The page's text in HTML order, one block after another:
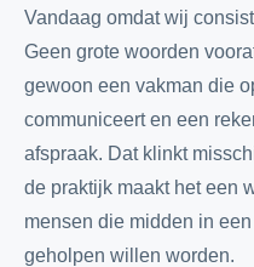
Vandaag omdat wij
Geen grote woorden
gewoon een vakman die
communiceert en een
afspraak. Dat klinkt
de praktijk maakt het een
mensen die midden in
geholpen willen worden.